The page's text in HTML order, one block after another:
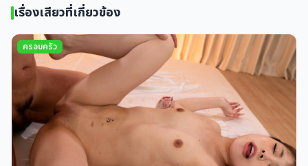
เรื่องเสียวที่เกี่ยวข้อง
ครอบครัว